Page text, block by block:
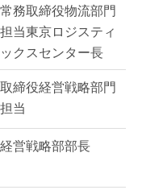
常務取締役物流部門
担当東京ロジスティ
ックスセンター長
取締役経営戦略部門
担当
経営戦略部部長